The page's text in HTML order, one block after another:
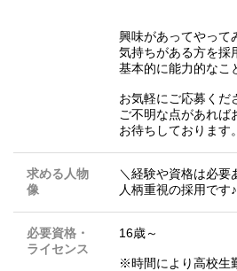
興味があってやって
気持ちがある方を採
基本的に能力的なこ
お気軽にご応募くだ
ご不明な点があれば
お待ちしております。
求める人物
像
＼経験や資格は必要
人柄重視の採用です♪
必要資格・
ライセンス
16歳～
※時間により高校生